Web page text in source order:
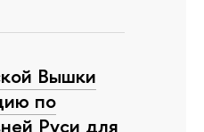
Вышки
по
Руси для